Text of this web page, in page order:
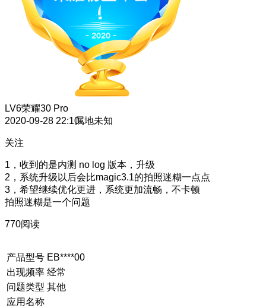
LV6荣耀30 Pro
2020-09-28 22:10属地未知
关注
1，收到的是内测 no log 版本，升级
2，系统升级以后会比magic3.1的拍照迷糊一点点
3，希望继续优化更进，系统更加流畅，不卡顿
拍照迷糊是一个问题
770阅读
产品型号 EB****00
出现频率 经常
问题类型 其他
应用名称